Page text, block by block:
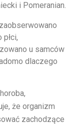
i Pomeranian.
u samców
dlaczego
że organizm
zachodzące